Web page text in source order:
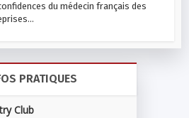
du médecin français des
PRATIQUES
Club